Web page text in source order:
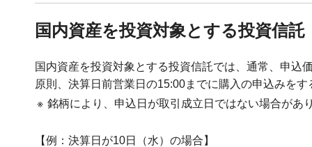
国内資産を投資対象とする投資信託
国内資産を投資対象とする投資信託では、通常、申込
原則、決算日前営業日の15:00までに購入の申込みを
※ 銘柄により、申込日が取引成立日ではない場合があ
【例：決算日が10日（水）の場合】